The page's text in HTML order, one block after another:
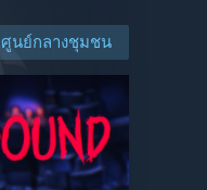
ศูนย์กลางชุมชน